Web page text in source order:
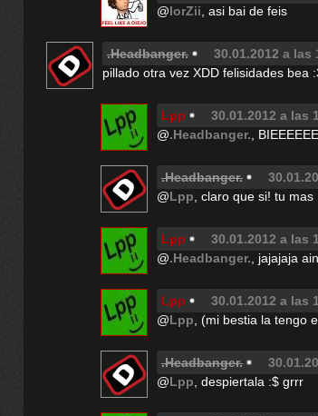
@lorZii , asi bai de feis
.Headbanger. 30.01.2012 a las
pillado otra vez XDD felisidades bea
Lpp 30.01.2012 a las
@.Headbanger. ,
.Headbanger.
@Lpp , claro que si! tu mas
Lpp 30.01.2012 a las
@.Headbanger. , jajajaja
Lpp 30.01.2012 a las
@Lpp , (mi bestia la tengo
.Headbanger.
@Lpp , despiertala :$ grrr